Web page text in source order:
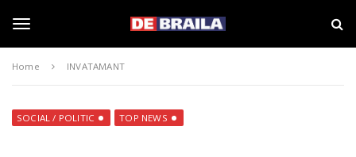
i
a
Home INVATAMANT
SOCIAL / POLITIC TOP NEWS